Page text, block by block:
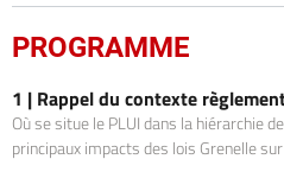
PROGRAMME
1 | Rappel du contexte
Où se situe le PLUI dans la hiérarchie
principaux impacts des lois Grenelle